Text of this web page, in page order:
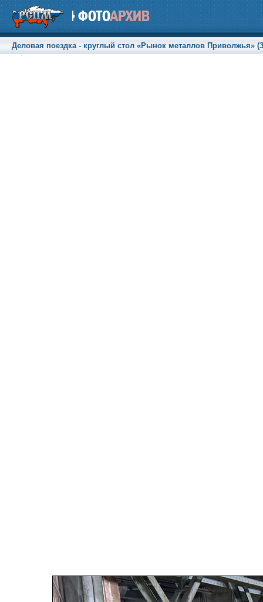
Деловая поездка - круглый стол «Рынок металлов Приволжья»